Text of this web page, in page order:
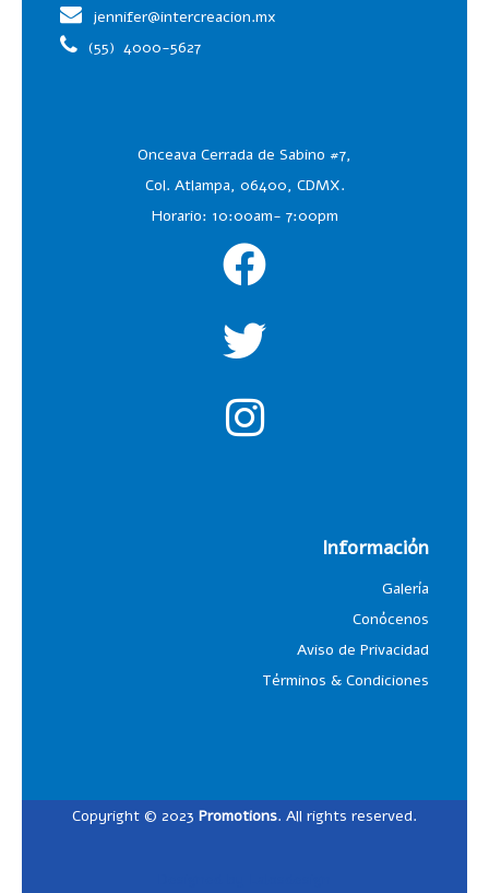
jennifer@intercreacion.mx
(55) 4000-5627
Onceava Cerrada de Sabino #7,
Col. Atlampa, 06400, CDMX.
Horario: 10:00am- 7:00pm
Información
Galería
Conócenos
Aviso de Privacidad
Términos & Condiciones
Copyright © 2023 Promotions. All rights reserved.